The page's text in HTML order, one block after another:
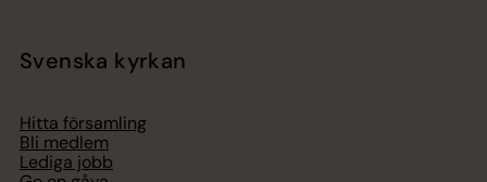
Svenska kyrkan
Hitta församling
Bli medlem
Lediga jobb